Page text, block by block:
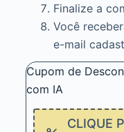
Finalize a
Você
e-mail
Cupom de
com IA
CLIQUE